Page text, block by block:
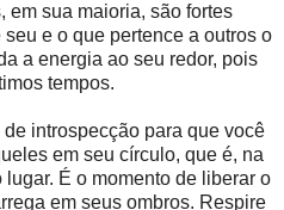
em sua maioria, são fortes
e o que pertence a outros o
a energia ao seu redor, pois
tempos.
introspecção para que você
em seu círculo, que é, na
É o momento de liberar o
em seus ombros. Respire